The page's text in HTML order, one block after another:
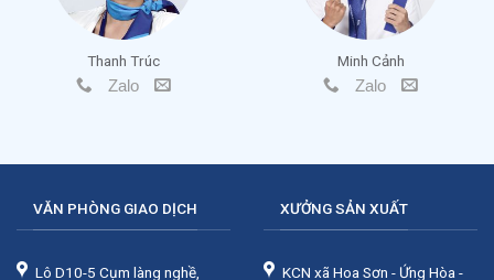
Thanh Trúc
Zalo
Minh Cảnh
Zalo
VĂN PHÒNG GIAO DỊCH
Lô D10-5 Cụm làng nghề,
XƯỞNG SẢN XUẤT
KCN xã Hoa Sơn - Ứng Hòa -